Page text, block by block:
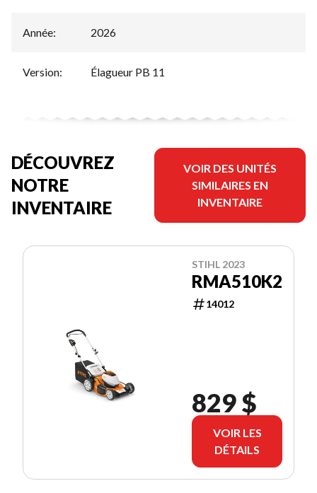
Année: 2026
Version: Élagueur PB 11
DÉCOUVREZ
NOTRE
INVENTAIRE
VOIR DES UNITÉS
SIMILAIRES EN
INVENTAIRE
STIHL 2023
RMA510K2
14012
829 $
VOIR LES
DÉTAILS